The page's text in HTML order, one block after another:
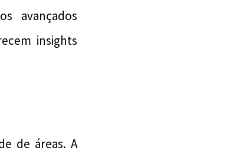
avançados
insights
de áreas. A